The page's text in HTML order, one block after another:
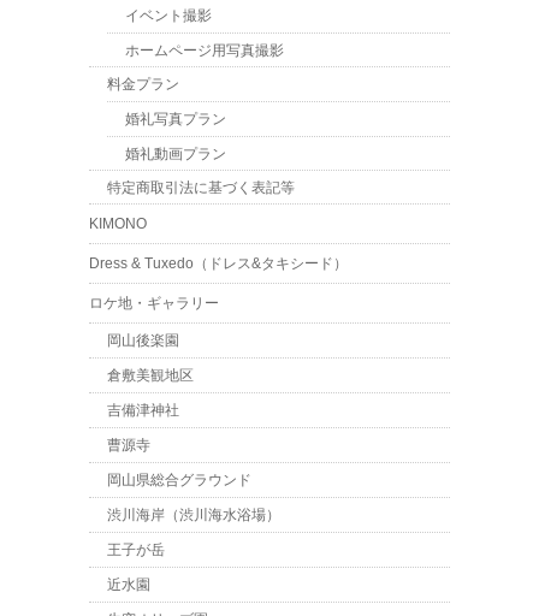
イベント撮影
ホームページ用写真撮影
料金プラン
婚礼写真プラン
婚礼動画プラン
特定商取引法に基づく表記等
KIMONO
Dress & Tuxedo（ドレス&タキシード）
ロケ地・ギャラリー
岡山後楽園
倉敷美観地区
吉備津神社
曹源寺
岡山県総合グラウンド
渋川海岸（渋川海水浴場）
王子が岳
近水園